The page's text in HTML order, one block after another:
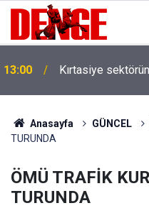
13:00 Kırtasiye
Anasayfa GÜNCEL
TURUNDA
ÖMÜ TRAFİK
TURUNDA